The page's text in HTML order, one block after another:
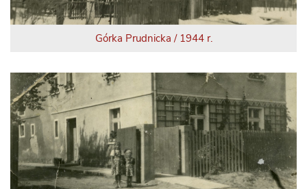
Górka Prudnicka / 1944 r.